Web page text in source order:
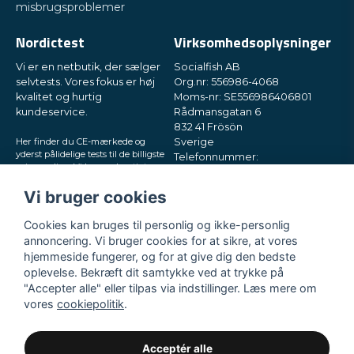
misbrugsproblemer
Nordictest
Vi er en netbutik, der sælger
selvtests. Vores fokus er høj
kvalitet og hurtig
kundeservice.
Her finder du CE-mærkede og
yderst pålidelige tests til de billigste
priser online. Vi leverer hurtigt
diskrete pakker. Prøv os!
Virksomhedsoplysninger
Socialfish AB
Org.nr: 556986-4068
Moms-nr: SE556986406801
Rådmansgatan 6
832 41 Frösön
Sverige
Telefonnummer:
Man-fre kl. 10-17
Vi bruger cookies
Cookies kan bruges til personlig og ikke-personlig
annoncering. Vi bruger cookies for at sikre, at vores
hjemmeside fungerer, og for at give dig den bedste
oplevelse. Bekræft dit samtykke ved at trykke på
"Accepter alle" eller tilpas via indstillinger. Læs mere om
vores cookiepolitik.
Acceptér alle